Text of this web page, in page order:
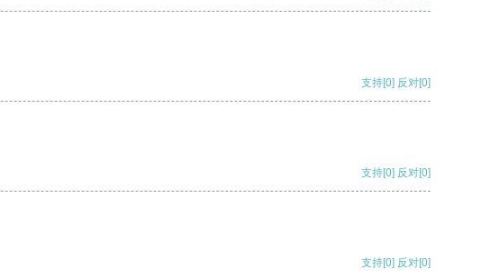
支持[0] 反对[0]
支持[0] 反对[0]
支持[0] 反对[0]